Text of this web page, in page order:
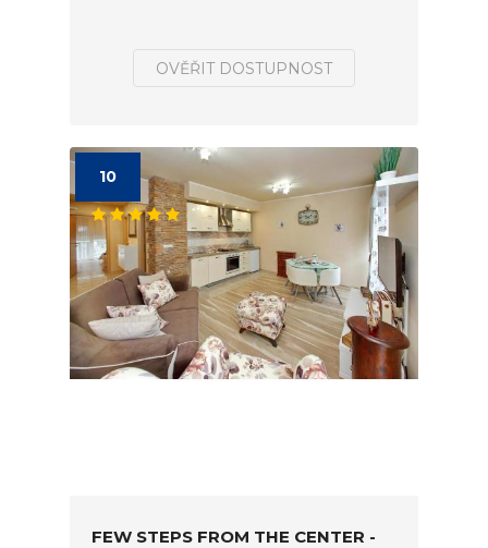
OVĚŘIT DOSTUPNOST
10
FEW STEPS FROM THE CENTER -